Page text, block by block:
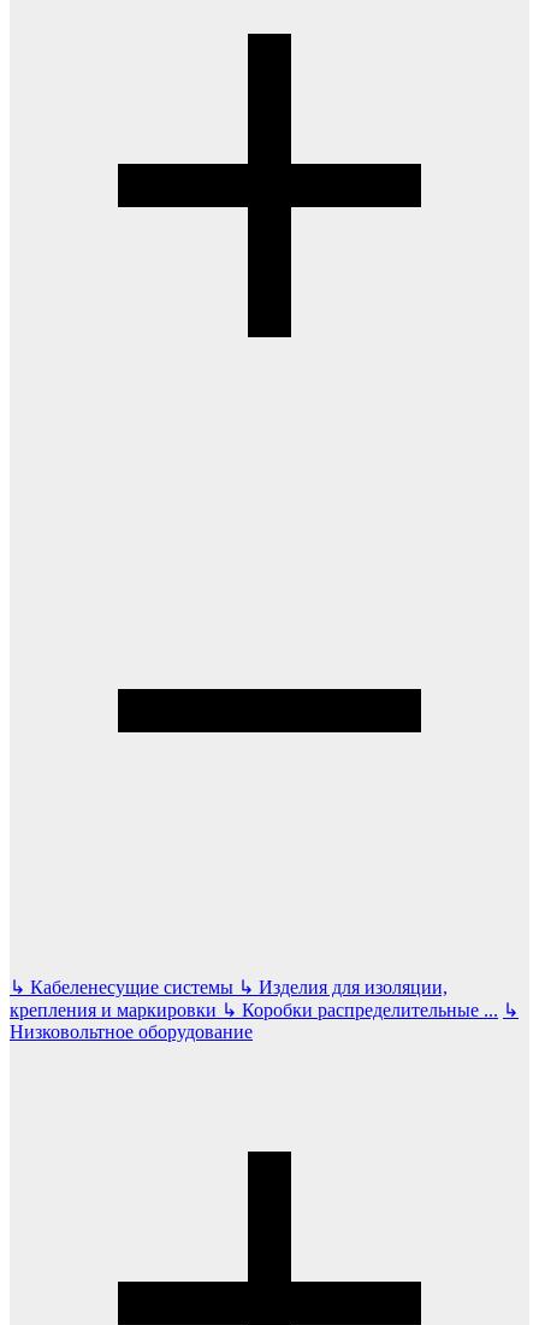
↳ Кабеленесущие системы ↳ Изделия для изоляции,
крепления и маркировки ↳ Коробки распределительные ... ↳
Низковольтное оборудование